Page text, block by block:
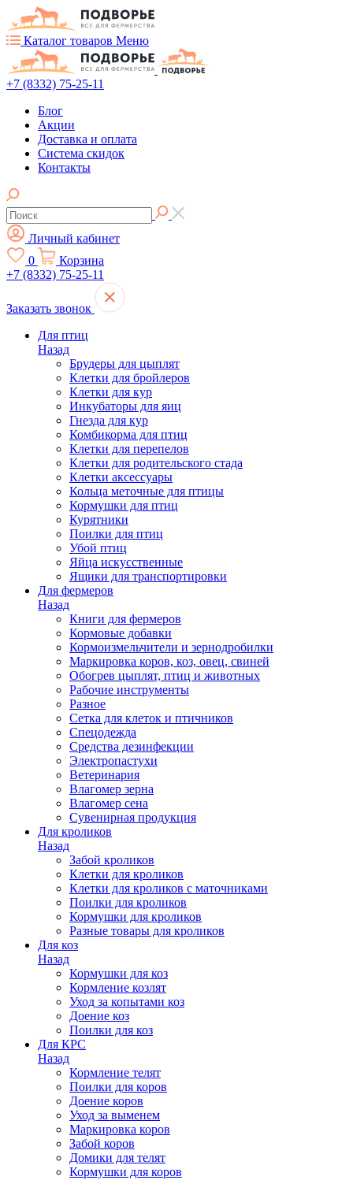
Каталог товаров Меню
+7 (8332) 75-25-11
Блог
Акции
Доставка и оплата
Система скидок
Контакты
Личный кабинет
0
Корзина
+7 (8332) 75-25-11
Заказать звонок
Для птиц
Назад
Брудеры для цыплят
Клетки для бройлеров
Клетки для кур
Инкубаторы для яиц
Гнезда для кур
Комбикорма для птиц
Клетки для перепелов
Клетки для родительского стада
Клетки аксессуары
Кольца меточные для птицы
Кормушки для птиц
Курятники
Поилки для птиц
Убой птиц
Яйца искусственные
Ящики для транспортировки
Для фермеров
Назад
Книги для фермеров
Кормовые добавки
Кормоизмельчители и зернодробилки
Маркировка коров, коз, овец, свиней
Обогрев цыплят, птиц и животных
Рабочие инструменты
Разное
Сетка для клеток и птичников
Спецодежда
Средства дезинфекции
Электропастухи
Ветеринария
Влагомер зерна
Влагомер сена
Сувенирная продукция
Для кроликов
Назад
Забой кроликов
Клетки для кроликов
Клетки для кроликов с маточниками
Поилки для кроликов
Кормушки для кроликов
Разные товары для кроликов
Для коз
Назад
Кормушки для коз
Кормление козлят
Уход за копытами коз
Доение коз
Поилки для коз
Для КРС
Назад
Кормление телят
Поилки для коров
Доение коров
Уход за выменем
Маркировка коров
Забой коров
Домики для телят
Кормушки для коров